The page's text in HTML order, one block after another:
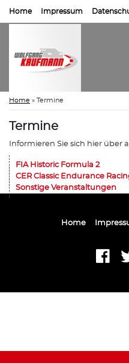
Home Impressum
Home » Termine
Termine
Informieren Sie sich hier über
FIA Historic Formula 2
CER Classic Endurance
Sonstige Veranstaltungen
Home